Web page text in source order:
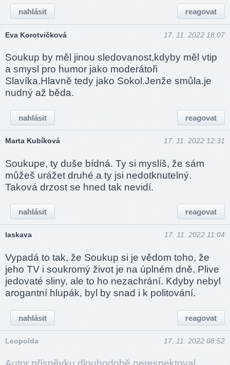
reagovat
nahlásit
Eva Korotvičková 17. 11. 2022 18:07
Soukup by měl jinou sledovanost,kdyby měl vtip
a smysl pro humor jako moderátoři
Slavíka.Hlavně tedy jako Sokol.Jenže smůla.je
nudný až běda.
reagovat
nahlásit
Marta Kubíková 17. 11. 2022 12:31
Soukupe, ty duše bídná. Ty si myslíš, že sám
můžeš urážet druhé a ty jsi nedotknutelný.
Taková drzost se hned tak nevidí.
reagovat
nahlásit
laskava 17. 11. 2022 11:04
Vypadá to tak, že Soukup si je vědom toho, že
jeho TV i soukromý život je na úplném dně. Plive
jedovaté sliny, ale to ho nezachrání. Kdyby nebyl
arogantní hlupák, byl by snad i k politování.
reagovat
nahlásit
Leopolda 17. 11. 2022 08:52